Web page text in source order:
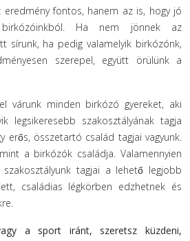
eredmény fontos, hanem az is, hogy jó
birkózóinkból. Ha nem jönnek az
sírunk, ha pedig valamelyik birkózónk,
szerepel, együtt örülünk a
várunk minden birkózó gyereket, aki
legsikeresebb szakosztályának tagja
erős, összetartó család tagjai vagyunk.
a birkózók családja. Valamennyien
tagjai a lehető legjobb
családias légkörben edzhetnek és
a sport iránt, szeretsz küzdeni,